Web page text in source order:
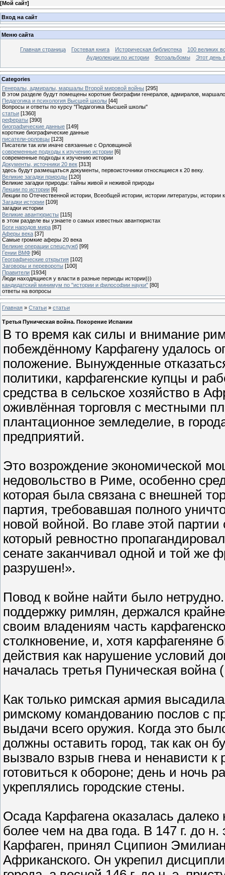
[Мой сайт]
Вход на сайт
Меню сайта
Главная страница Гостевая книга Историческая библиотека
100 великих
Аудиолекции по истории
Фотоальбомы Этот день
Categories
Генералы, адмиралы, маршалы Второй мировой войны [295]
В этом разделе будут помещены короткие биографии генералов, адмиралов,
Педагогика и психология Высшей школы [44]
Вопросы и ответы по курсу "Педагогика Высшей школы"
статьи [1360]
рефераты [390]
биографические данные [149]
короткие биографические данные
писатели-орловцы [123]
Писатели так или иначе связанные с Орловщиной
современные подходы к изучению истории [6]
современные подходы к изучению истории
Документы, источники 20 век [313]
здесь будут размещаться документы, первоисточники относящиеся к 20 веку.
Великие загадки природы [120]
Великие загадки природы: тайны живой и неживой природы
Лекции по истории [6]
Лекции по Отечественной истории, Всеобщей истории, истории литературы, истории
Загадки истории [109]
загадки истории
Великие авантюристы [115]
в этом разделе вы узнаете о самых известных авантюристах
Боги народов мира [87]
Аферы века [37]
Самые громкие аферы 20 века
Великие операции спецслужб [99]
Гении ВМФ [96]
Географические открытия [102]
Заговоры и перевороты [100]
Правители [1934]
Люди находящиеся у власти в разные периоды истории)))
кандидатский минимум по "истории и философии науки" [80]
ответы на вопросы
Главная » Статьи » статьи
Третья Пуническая война. Покорение Испании
В то время как силы и внимание
побеждённому Карфагену удалось
положение. Вынужденные
политики, карфагенские купцы и
средства в сельское хозяйство в
оживлённая торговля с местными
плантационное земледелие, в
предприятий.
Это возрождение экономической
недовольство в Риме, особенно
которая была связана с внешней
партия, требовавшая полного
новой войной. Во главе этой
который ревностно
сенате заканчивал одной и той же
разрушен!».
Повод к войне найти было
поддержку римлян, держался
своим владениям часть
столкновение, и, хотя
действия как нарушение условий
началась третья Пуническая война
Как только римская армия
римскому командованию послов с
выдачи всего оружия. Когда это
должны оставить город, так как он
вызвало взрыв гнева и ненависти
готовиться к обороне; день и ночь
укреплялись городские стены.
Осада Карфагена оказалась
более чем на два года. В 147 г. до
Карфаген, принял Сципион
Африканского. Он укрепил